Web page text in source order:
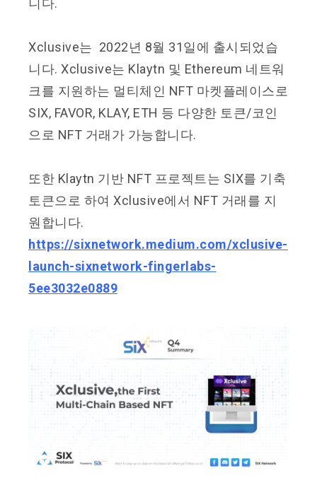
니다.
Xclusive는 2022년 8월 31일에 출시되었습
니다. Xclusive는 Klaytn 및 Ethereum 네트워
크를 지원하는 멀티체인 NFT 마켓플레이스로
SIX, FAVOR, KLAY, ETH 등 다양한 토큰/코인
으로 NFT 거래가 가능합니다.
또한 Klaytn 기반 NFT 프로젝트는 SIX를 기축
토큰으로 하여 Xclusive에서 NFT 거래를 지
원합니다.
https://sixnetwork.medium.com/xclusive-
launch-sixnetwork-fingerlabs-
5ee3032e0889